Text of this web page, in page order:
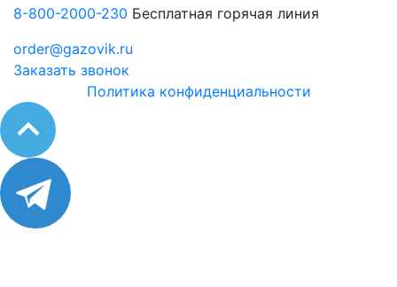
8-800-2000-230 Бесплатная горячая линия
order@gazovik.ru
Заказать звонок
Политика конфиденциальности